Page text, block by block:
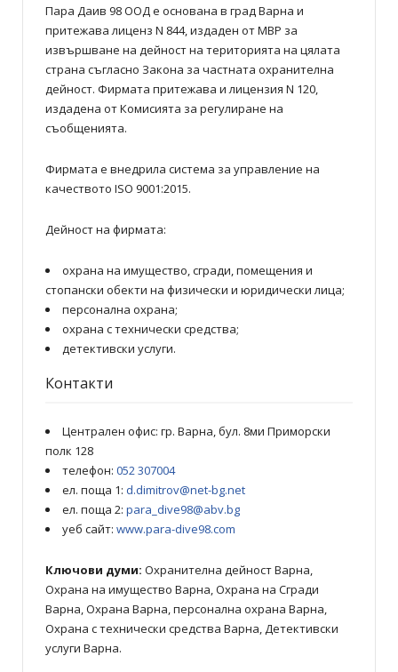
Пара Даив 98 ООД е основана в град Варна и
притежава лиценз N 844, издаден от МВР за
извършване на дейност на територията на цялата
страна съгласно Закона за частната охранителна
дейност. Фирмата притежава и лицензия N 120,
издадена от Комисията за регулиране на
съобщенията.
Фирмата е внедрила система за управление на
качеството ISO 9001:2015.
Дейност на фирмата:
охрана на имущество, сгради, помещения и
стопански обекти на физически и юридически лица;
персонална охрана;
охрана с технически средства;
детективски услуги.
Контакти
Централен офис: гр. Варна, бул. 8ми Приморски
полк 128
телефон: 052 307004
ел. поща 1: d.dimitrov@net-bg.net
ел. поща 2: para_dive98@abv.bg
уеб сайт: www.para-dive98.com
Ключови думи: Охранителна дейност Варна,
Охрана на имущество Варна, Охрана на Сгради
Варна, Охрана Варна, персонална охрана Варна,
Охрана с технически средства Варна, Детективски
услуги Варна.